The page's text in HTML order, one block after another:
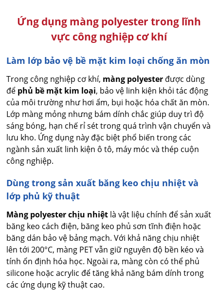
Ứng dụng màng polyester trong lĩnh
vực công nghiệp cơ khí
Làm lớp bảo vệ bề mặt kim loại chống ăn mòn
Trong công nghiệp cơ khí, màng polyester được dùng
để phủ bề mặt kim loại, bảo vệ linh kiện khỏi tác động
của môi trường như hơi ẩm, bụi hoặc hóa chất ăn mòn.
Lớp màng mỏng nhưng bám dính chắc giúp duy trì độ
sáng bóng, hạn chế rỉ sét trong quá trình vận chuyển và
lưu kho. Ứng dụng này đặc biệt phổ biến trong các
ngành sản xuất linh kiện ô tô, máy móc và thép cuộn
công nghiệp.
Dùng trong sản xuất băng keo chịu nhiệt và
lớp phủ kỹ thuật
Màng polyester chịu nhiệt là vật liệu chính để sản xuất
băng keo cách điện, băng keo phủ sơn tĩnh điện hoặc
băng dán bảo vệ bảng mạch. Với khả năng chịu nhiệt
lên tới 200°C, màng PET vẫn giữ nguyên độ bền kéo và
tính ổn định hóa học. Ngoài ra, màng còn có thể phủ
silicone hoặc acrylic để tăng khả năng bám dính trong
các ứng dụng kỹ thuật cao.